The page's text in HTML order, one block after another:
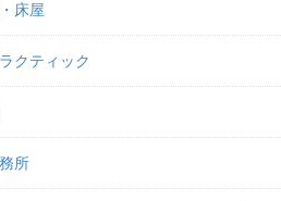
床屋
クティック
所